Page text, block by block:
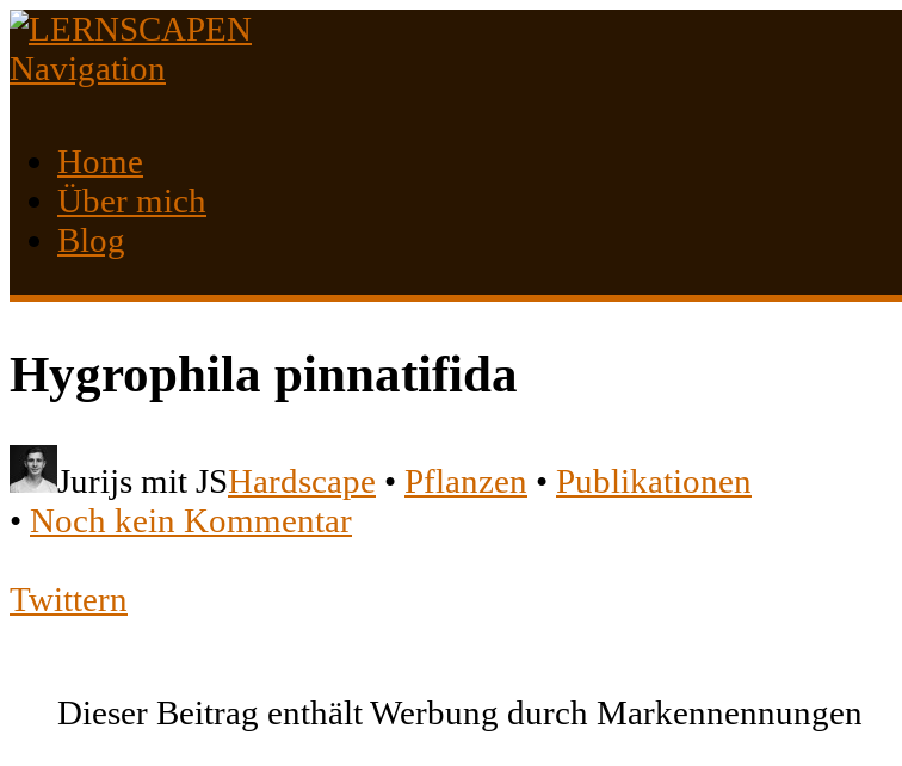
Navigation
Home
Über mich
Blog
Hygrophila pinnatifida
Jurijs mit JSHardscape • Pflanzen • Publikationen
• Noch kein Kommentar
Twittern
Dieser Beitrag enthält Werbung durch Markennennungen